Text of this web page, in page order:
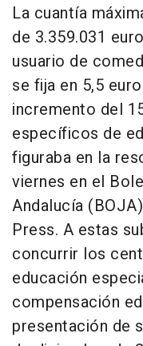
La cuantía
de 3.359.031
usuario de
se fija en 5,5
incremento del
específicos de
figuraba en la
viernes en el
Andalucía
Press. A estas
concurrir los
educación
compensación
presentación de